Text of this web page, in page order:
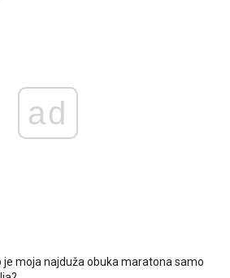
ad
je moja najduža obuka maratona samo